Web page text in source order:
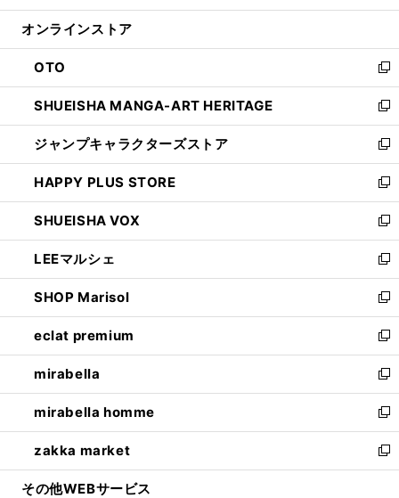
開
ン
ウ
で
開
く
ウ
ン
ド
ウ
で
開
く
オンラインストア
OTO
新
し
い
ウ
ィ
ン
ド
ウ
で
開
く
SHUEISHA MANGA-ART HERITAGE
新
し
い
ウ
ィ
ン
ド
ウ
で
開
く
ジャンプキャラクターズストア
新
し
い
ウ
ィ
ン
ド
ウ
で
開
く
HAPPY PLUS STORE
新
し
い
ウ
ィ
ン
ド
ウ
で
開
く
SHUEISHA VOX
新
し
い
ウ
ィ
ン
ド
ウ
で
開
く
LEEマルシェ
新
し
い
ウ
ィ
ン
ド
ウ
で
開
く
SHOP Marisol
新
し
い
ウ
ィ
ン
ド
ウ
で
開
eclat premium
新
し
い
ウ
ィ
ン
ド
ウ
mirabella
新
し
い
ウ
ィ
ン
mirabella homme
新
し
い
ウ
zakka market
新
し
その他WEBサービス